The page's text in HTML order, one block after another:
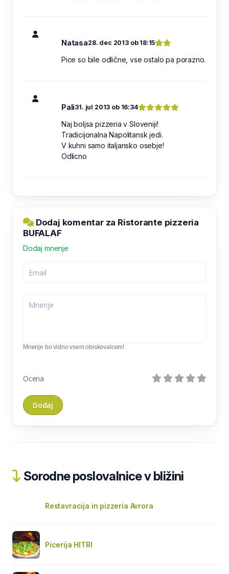
Natasa28. dec 2013 ob 18:15
Pice so bile odlične, vse ostalo pa porazno.
Pali31. jul 2013 ob 16:34
Naj boljsa pizzeria v Sloveniji!
Tradicijonalna Napolitansk jedi.
V kuhni samo italjansko osebje!
Odlicno
Dodaj komentar za Ristorante pizzeria
BUFALAF
Dodaj mnenje
Mnenje bo vidno vsem obiskovalcem!
Ocena
Sorodne poslovalnice v bližini
Restavracija in pizzeria Avrora
Picerija HITRI